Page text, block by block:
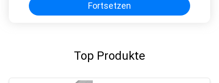
Fortsetzen
Top Produkte